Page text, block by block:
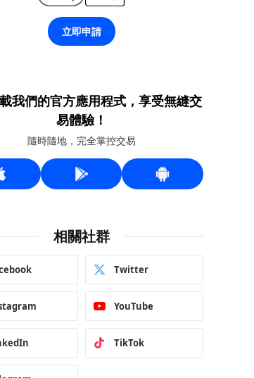
立即申請
我們的官方應用程式，享受無縫交
易體驗！
隨時隨地，完全掌控交易
相關社群
Twitter
YouTube
TikTok